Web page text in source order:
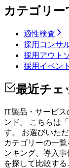
カテゴリー
適性検査
採用コンサ
採用アウト
採用イベント
最近チェ
IT製品・サービス
ンド。 こちらは「
す。 お選びいただ
カテゴリーの一
ンキング、導入
を探して比較する